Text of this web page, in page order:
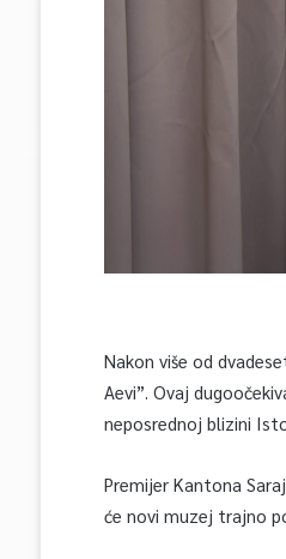
Nakon više od
Aevi”. Ovaj
neposrednoj blizini
Premijer Kantona
će novi muzej trajno